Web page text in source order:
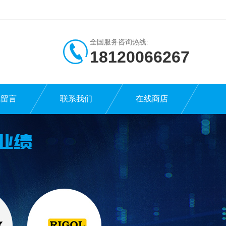
全国服务咨询热线:
18120066267
言 联系我们 在线商店